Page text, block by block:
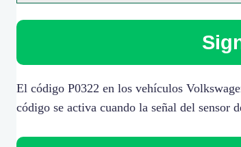
El código P0322 en los vehículos
código se activa cuando la señal del sensor